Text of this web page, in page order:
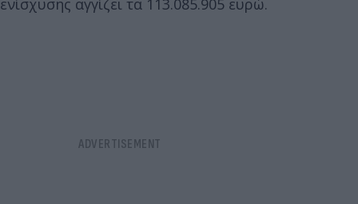
ενίσχυσης αγγίζει τα 113.085.905 ευρώ.